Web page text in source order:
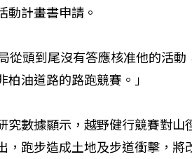
動計畫書申請。
從頭到尾沒有答應核准他的活動
油道路的路跑競賽。」
數據顯示，越野健行競賽對山
跑步造成土地及步道衝擊，將